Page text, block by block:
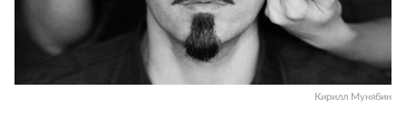
Кирилл Мунябин